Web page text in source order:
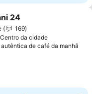
aos favoritos
24
169
da cidade
de café da manhã